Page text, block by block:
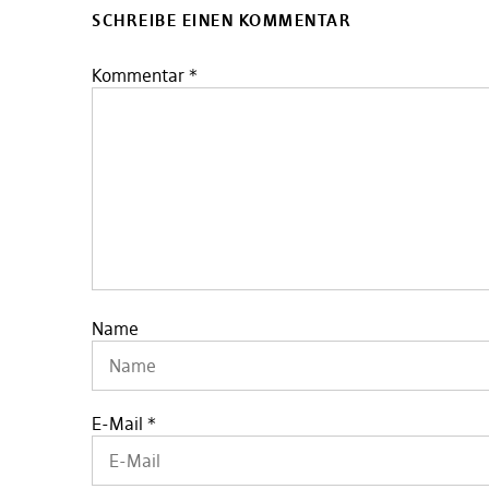
SCHREIBE EINEN KOMMENTAR
Kommentar *
Name
E-Mail *